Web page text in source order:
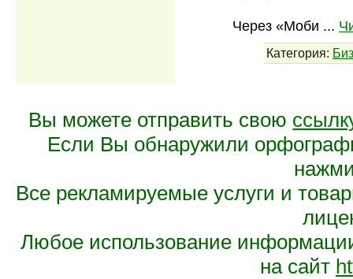
Через «Моби ...
Категория:
Вы можете отправить свою
Если Вы обнаружили
Все рекламируемые услуги и
Любое использование
на сайт